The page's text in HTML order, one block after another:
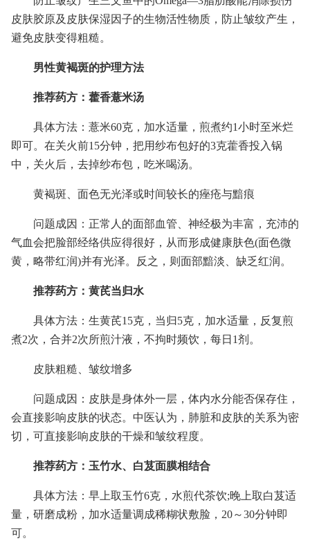
皮肤胶原及皮肤保湿因子的生物活性物质，防止皱纹产生，
避免皮肤变得粗糙。
男性黄褐斑的护理方法
推荐药方：藿香薏米汤
具体方法：薏米60克，加水适量，煎煮约1小时至米烂
即可。在关火前15分钟，把用纱布包好的3克藿香投入锅
中，关火后，去掉纱布包，吃米喝汤。
黄褐斑、面色无光泽或时间较长的痤疮与黯痕
问题成因：正常人的面部血管、神经极为丰富，充沛的
气血会把脸部经络供应得很好，从而形成健康肤色(面色微
黄，略带红润)并有光泽。反之，则面部黯淡、缺乏红润。
推荐药方：黄芪当归水
具体方法：生黄芪15克，当归5克，加水适量，反复煎
煮2次，合并2次所煎汁液，不拘时频饮，每日1剂。
皮肤粗糙、皱纹增多
问题成因：皮肤是身体外一层，体内水分能否保存住，
会直接影响皮肤的状态。中医认为，肺脏和皮肤的关系为密
切，可直接影响皮肤的干燥和皱纹程度。
推荐药方：玉竹水、白芨面膜相结合
具体方法：早上取玉竹6克，水煎代茶饮;晚上取白芨适
量，研磨成粉，加水适量调成稀糊状敷脸，20～30分钟即
可。